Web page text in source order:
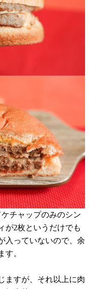
チャップのみのシン
が2枚というだけでも
入っていないので、余
す。
ますが、それ以上に肉